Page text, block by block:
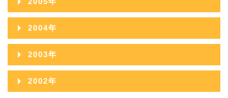
2014年01月
2013年03月
2013年02月
2013年01月
2012年03月
2012年02月
2012年01月
2011年05月
2011年03月
2011年02月
2010年06月
2010年05月
2010年03月
2009年08月
2009年07月
2009年06月
2009年05月
2008年09月
2008年08月
2008年07月
2008年06月
2008年05月
2007年10月
2007年09月
2007年08月
2007年07月
2006年11月
2006年10月
2006年09月
2006年08月
2005年12月
2005年11月
2005年10月
2005年09月
2004年
2004年12月
2004年11月
2004年10月
2003年
2003年12月
2002年